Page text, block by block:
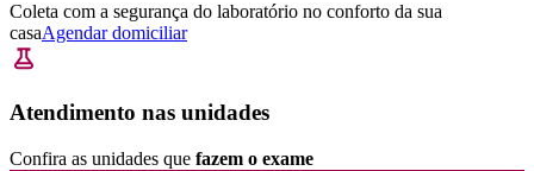
Coleta com a segurança do laboratório no conforto da sua
casaAgendar domiciliar
Atendimento nas unidades
Confira as unidades que fazem o exame